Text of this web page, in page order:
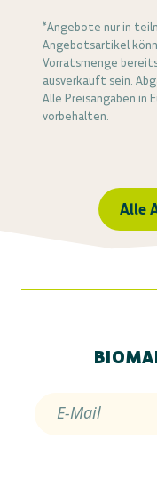
*Angebote nur in
Angebotsartikel
Vorratsmenge
ausverkauft sein.
Alle Preisangaben in
vorbehalten.
Alle
E-Mail